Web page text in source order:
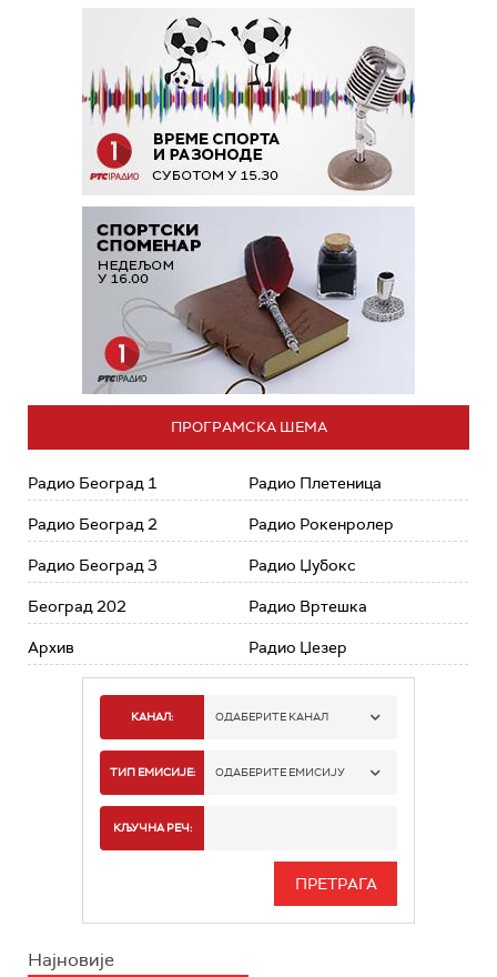
ПРОГРАМСКА ШЕМА
Радио Београд 1
Радио Београд 2
Радио Београд 3
Београд 202
Архив
Радио Плетеница
Радио Рокенролер
Радио Џубокс
Радио Вртешка
Радио Џезер
КАНАЛ: ОДАБЕРИТЕ КАНАЛ
РАДИО БЕОГРАД 1
РАДИО БЕОГРАД 3
ТИП ЕМИСИЈЕ: ОДАБЕРИТЕ ЕМИСИЈУ
ИНФО
КЉУЧНА РЕЧ:
Најновије